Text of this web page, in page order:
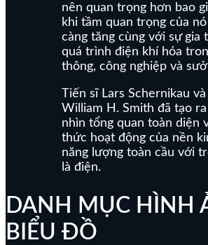
nên quan trọng hơn bao
khi tầm quan trọng của
càng tăng cùng với sự gia
quá trình điện khí hóa
thông, công nghiệp và
Tiến sĩ Lars Schernikau
William H. Smith đã tạo
nhìn tổng quan toàn diện
thức hoạt động của nền
năng lượng toàn cầu với
là điện.
DANH MỤC HÌNH
BIỂU ĐỒ